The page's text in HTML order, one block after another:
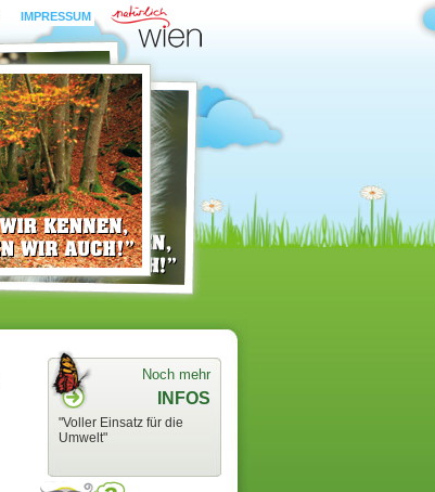
Noch mehr
INFOS
"Voller Einsatz für die
Umwelt"
IMPRESSUM